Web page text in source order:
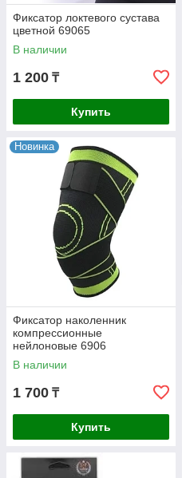
Фиксатор локтевого сустава
цветной 69065
В наличии
1 200 ₸
Купить
Новинка
Фиксатор наколенник
компрессионные
нейлоновые 6906
В наличии
1 700 ₸
Купить